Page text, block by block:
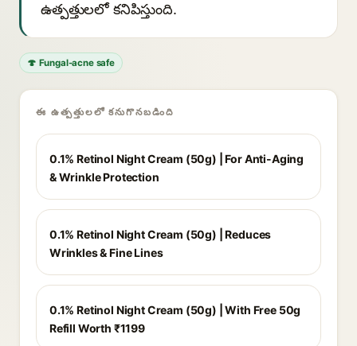
ఉత్పత్తులలో కనిపిస్తుంది.
🍄 Fungal-acne safe
ఈ ఉత్పత్తులలో కనుగొనబడింది
0.1% Retinol Night Cream (50g) | For Anti-Aging
& Wrinkle Protection
0.1% Retinol Night Cream (50g) | Reduces
Wrinkles & Fine Lines
0.1% Retinol Night Cream (50g) | With Free 50g
Refill Worth ₹1199